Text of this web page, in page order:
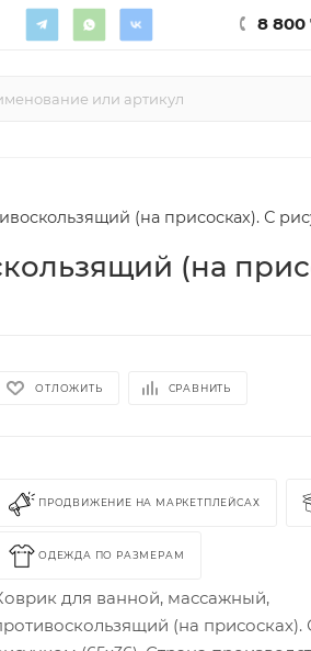
8 800
(на присосках). С
(на
ОТЛОЖИТЬ СРАВНИТЬ
ПРОДВИЖЕНИЕ НА МАРКЕТПЛЕЙСАХ
ОДЕЖДА ПО РАЗМЕРАМ
для ванной, массажный,
(на присосках).